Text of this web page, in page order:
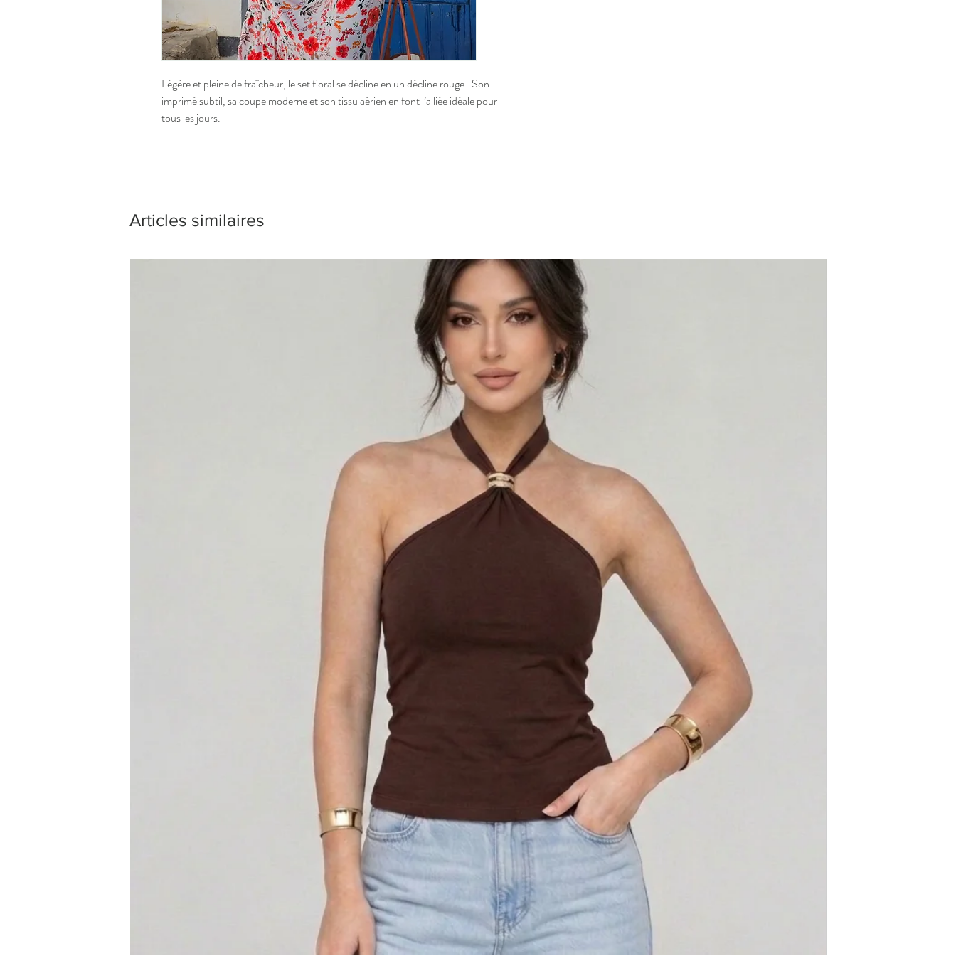
Légère et pleine de fraîcheur, le set floral se décline en un décline rouge . Son
imprimé subtil, sa coupe moderne et son tissu aérien en font l’alliée idéale pour
tous les jours.
Articles similaires